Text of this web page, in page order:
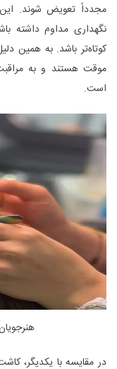
مجدداً تعویض شوند.
نگهداری مداوم داشته
کوتاه‌تر باشد. به همین
موقت هستند و به
است.
در مقایسه با یکدیگر،